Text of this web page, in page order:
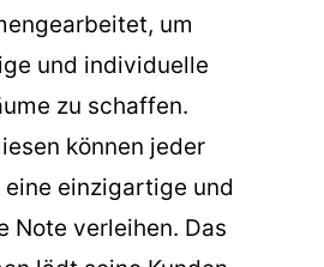
um
und individuelle
zu schaffen.
können jeder
eine einzigartige und
Note verleihen. Das